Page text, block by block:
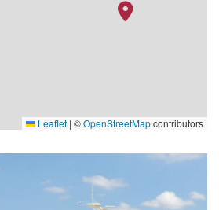
Leaflet | ©OpenStreetMapcontributors
seafood-shack-1